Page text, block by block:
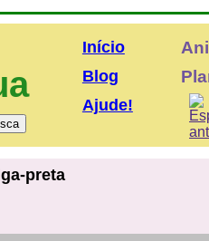
Início
Blog
Ajude!
preta